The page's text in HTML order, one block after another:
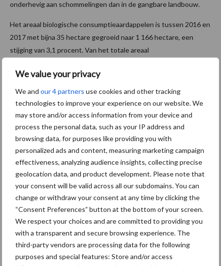
We value your privacy
We and our 4 partners use cookies and other tracking
technologies to improve your experience on our website. We
may store and/or access information from your device and
process the personal data, such as your IP address and
browsing data, for purposes like providing you with
personalized ads and content, measuring marketing campaign
effectiveness, analyzing audience insights, collecting precise
geolocation data, and product development. Please note that
your consent will be valid across all our subdomains. You can
change or withdraw your consent at any time by clicking the
“Consent Preferences” button at the bottom of your screen.
We respect your choices and are committed to providing you
with a transparent and secure browsing experience. The
third-party vendors are processing data for the following
purposes and special features: Store and/or access
onderhevig aan schommelingen dan in de gangbare landbouw.
Het areaal biologische consumptieaardappelen is tussen 2016 en
2017 met bijna 35 hectare gegroeid naar 1 166 hectare, een
stijging van 3,1 procent. Van het totale areaal
In 2017 was bijna de helft van de totale productie van rode
bieten biologisch. De opbrengst van biologische rode bieten
bedroeg ruim 26 miljoen kilogram, bijna 11 miljoen kilogram meer
dan het jaar daarvoor. In 2017 bestond bijna de helft van het
Nederlandse rode bietenareaal uit biologische rode bieten. Het
biologische areaal groeide van 327 hectare in 2016 naar 443
hectare een jaar later, een toename van 35,5 procent.
Meer biologische tuinbouw in open grond
Vorig jaar werd op bijna 3 duizend hectare aan biologische
tuinbouw in de open grond bedreven. In één jaar tijd is het areaal
met 9,3 procent (252 hectare) toegenomen. Er werden vooral
tuinbouwgroenten geteeld. Bijna een derde van de biologische